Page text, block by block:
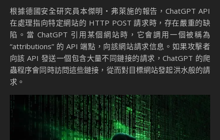
根據德國安全研究員本傑明・弗萊施的報告，ChatGPT API
在處理指向特定網站的 HTTP POST 請求時，存在嚴重的缺
陷。當 ChatGPT 引用某個網站時，它會調用一個被稱為
“attributions” 的 API 端點，向該網站請求信息。如果攻擊者
向該 API 發送一個包含大量不同鏈接的請求，ChatGPT 的爬
蟲程序會同時訪問這些鏈接，從而對目標網站發起洪水般的請
求。